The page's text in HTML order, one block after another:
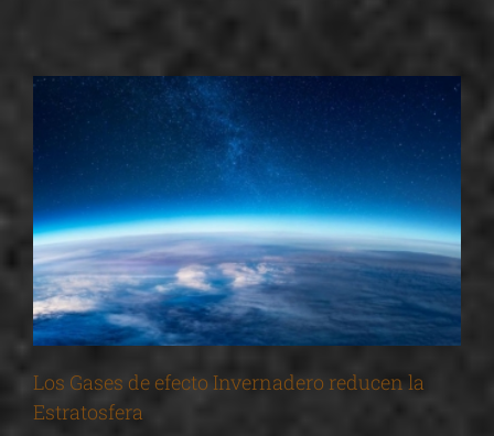
Los Gases de efecto Invernadero reducen la
Estratosfera